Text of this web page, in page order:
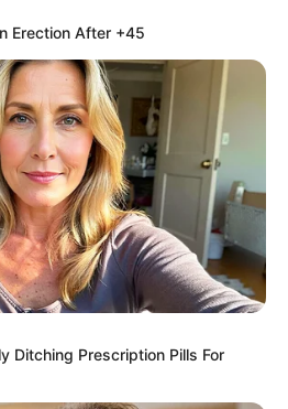
Erection After +45
Ditching Prescription Pills For